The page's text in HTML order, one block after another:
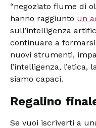
“negoziato fiume di
hanno raggiunto un
sull’intelligenza
continuare a
nuovi strumenti,
l’intelligenza, l’etica,
siamo capaci.
Regalino
Se vuoi iscriverti a